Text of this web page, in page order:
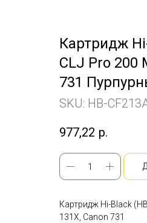
Картридж
CLJ Pro 200
731
SKU: HB-
977,22 р.
Картридж Hi-Black
131X, Canon 731